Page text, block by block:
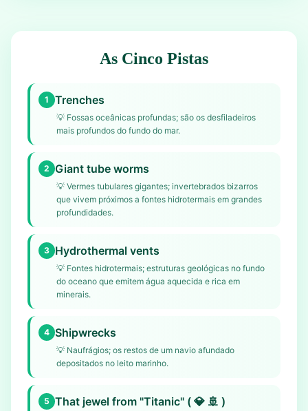
As Cinco Pistas
1 Trenches
💡 Fossas oceânicas profundas; são os desfiladeiros
mais profundos do fundo do mar.
2 Giant tube worms
💡 Vermes tubulares gigantes; invertebrados bizarros
que vivem próximos a fontes hidrotermais em grandes
profundidades.
3 Hydrothermal vents
💡 Fontes hidrotermais; estruturas geológicas no fundo
do oceano que emitem água aquecida e rica em
minerais.
4 Shipwrecks
💡 Naufrágios; os restos de um navio afundado
depositados no leito marinho.
5 That jewel from "Titanic" ( 💎 🚢 )